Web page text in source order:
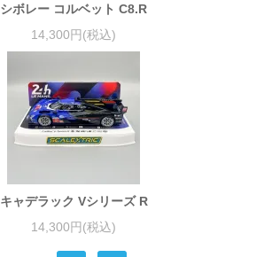
シボレー コルベット C8.R
14,300円(税込)
キャデラック Vシリーズ R
14,300円(税込)